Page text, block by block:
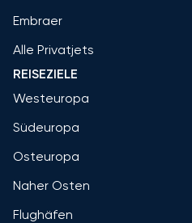
Embraer
Alle Privatjets
REISEZIELE
Westeuropa
Südeuropa
Osteuropa
Naher Osten
Flughäfen